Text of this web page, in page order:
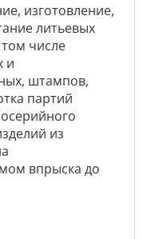
изготовление,
литьевых
числе
и
штампов,
партий
из
впрыска до